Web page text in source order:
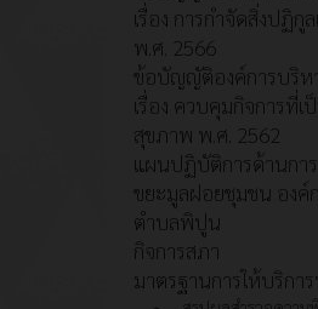
เรื่อง การกำจัดสิ่งปฏิกู
พ.ศ. 2566
ข้อบัญญัติองค์การบริหา
เรื่อง ควบคุมกิจการที่เ
สุขภาพ พ.ศ. 2562
แผนปฏิบัติการด้านการ
ขยะมูลฝอยชุมชน องค์
ตำบลพิปูน
กิจการสภา
มาตรฐานการให้บริการ